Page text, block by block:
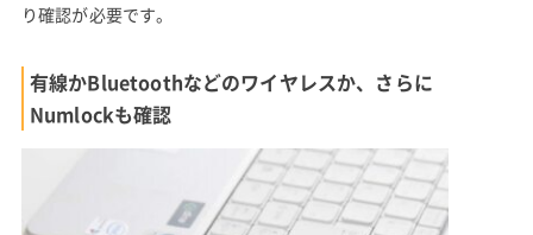
り確認が必要です。
有線かBluetoothなどのワイヤレスか、さらに
Numlockも確認